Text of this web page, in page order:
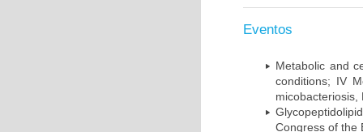
Eventos
Metabolic and
conditions; IV
micobacteriosis,
Congress of the